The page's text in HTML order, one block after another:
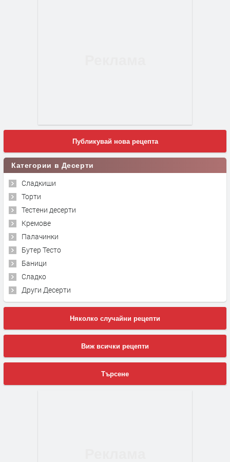
Публикувай нова рецепта
Категории в Десерти
Сладкиши
Торти
Тестени десерти
Кремове
Палачинки
Бутер Тесто
Баници
Сладко
Други Десерти
Няколко случайни рецепти
Виж всички рецепти
Търсене